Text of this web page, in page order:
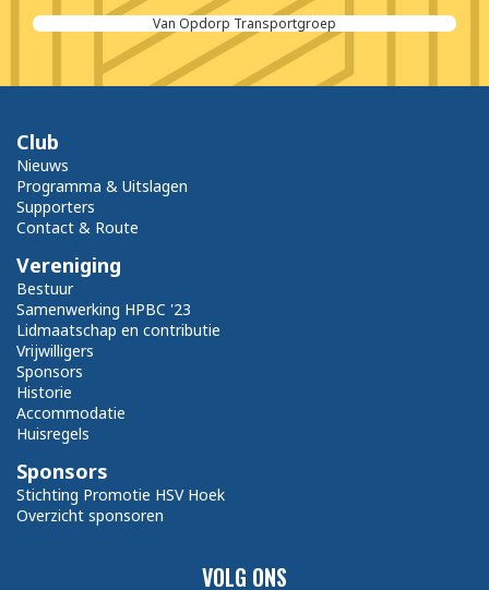
Van Opdorp Transportgroep
VOLG ONS
Club
Nieuws
Programma & Uitslagen
Supporters
Contact & Route
Vereniging
Bestuur
Samenwerking HPBC '23
Lidmaatschap en contributie
Vrijwilligers
Sponsors
Historie
Accommodatie
Huisregels
Sponsors
Stichting Promotie HSV Hoek
Overzicht sponsoren